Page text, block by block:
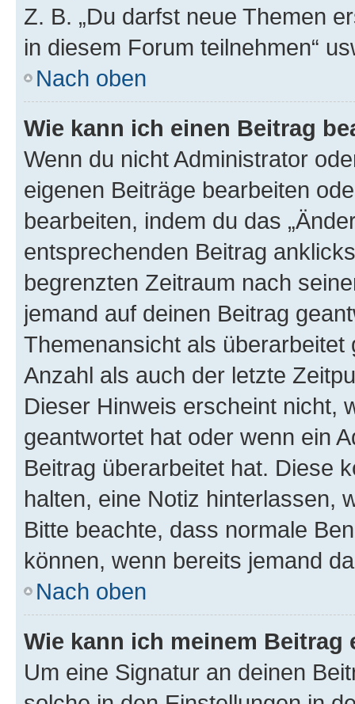
Z. B. „Du darfst neue Themen
in diesem Forum teilnehmen“
Nach oben
Wie kann ich einen Beitrag
Wenn du nicht Administrator
eigenen Beiträge bearbeiten
bearbeiten, indem du das
entsprechenden Beitrag
begrenzten Zeitraum nach
jemand auf deinen Beitrag
Themenansicht als
Anzahl als auch der letzte
Dieser Hinweis erscheint nicht,
geantwortet hat oder wenn ein
Beitrag überarbeitet hat. Diese
halten, eine Notiz hinterlassen,
Bitte beachte, dass normale
können, wenn bereits jemand
Nach oben
Wie kann ich meinem
Um eine Signatur an deinen